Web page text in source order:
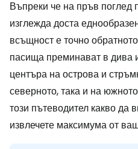
Въпреки че на пръв поглед
изглежда доста
всъщност е точно
пасища преминават в дива
центъра на острова и
северното, така и на
този пътеводител какво да
извлечете максимума от